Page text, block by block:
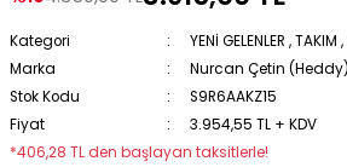
Kategori YENİ GELENLER ,TAKIM ,
Marka
Nurcan Çetin (Heddy)
Stok Kodu
S9R6AAKZ15
Fiyat
3.954,55 TL + KDV
*406,28 TL den başlayan taksitlerle!